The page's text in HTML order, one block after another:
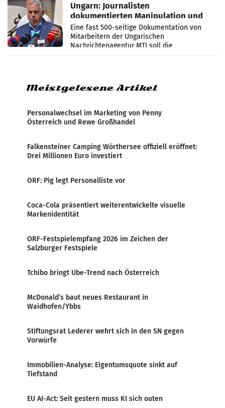
Ungarn: Journalisten
dokumentierten Manipulation und
Zensur
Eine fast 500-seitige Dokumentation von
Mitarbeitern der Ungarischen
Nachrichtenagentur MTI soll die
systematische Nachrichten-Manipulation und
Meistgelesene Artikel
Personalwechsel im Marketing von Penny
Österreich und Rewe Großhandel
Falkensteiner Camping Wörthersee offiziell eröffnet:
Drei Millionen Euro investiert
ORF: Pig legt Personalliste vor
Coca-Cola präsentiert weiterentwickelte visuelle
Markenidentität
ORF-Festspielempfang 2026 im Zeichen der
Salzburger Festspiele
Tchibo bringt Ube-Trend nach Österreich
McDonald’s baut neues Restaurant in
Waidhofen/Ybbs
Stiftungsrat Lederer wehrt sich in den SN gegen
Vorwürfe
Immobilien-Analyse: Eigentumsquote sinkt auf
Tiefstand
EU AI-Act: Seit gestern muss KI sich outen